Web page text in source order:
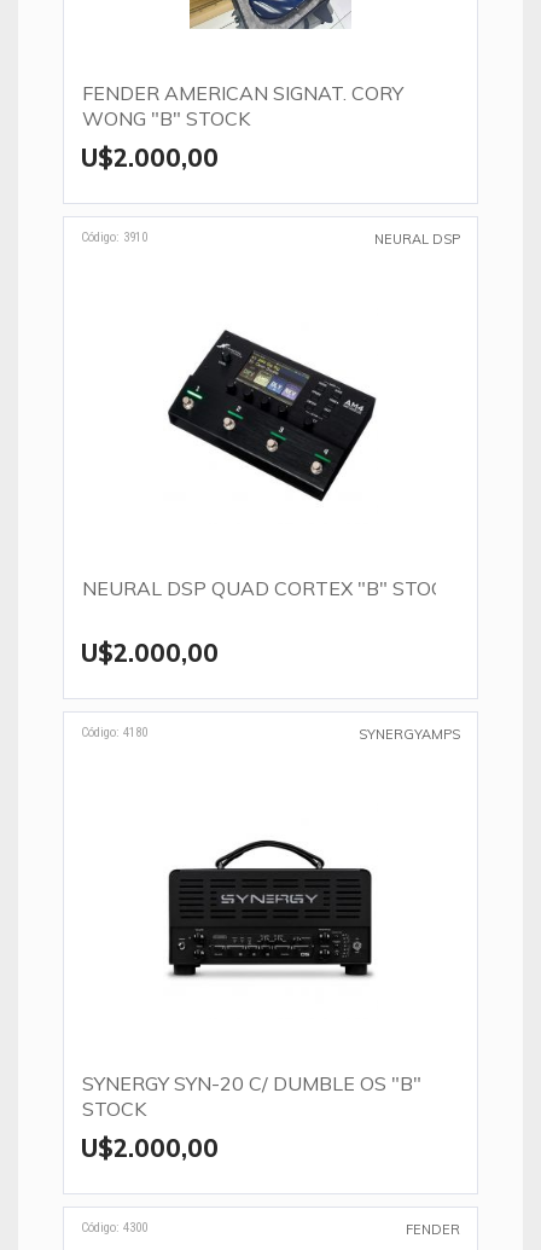
FENDER AMERICAN SIGNAT. CORY
WONG "B" STOCK
U$2.000,00
Código: 3910 NEURAL DSP
NEURAL DSP QUAD CORTEX "B" STOCK
U$2.000,00
Código: 4180 SYNERGYAMPS
SYNERGY SYN-20 C/ DUMBLE OS "B"
STOCK
U$2.000,00
Código: 4300 FENDER